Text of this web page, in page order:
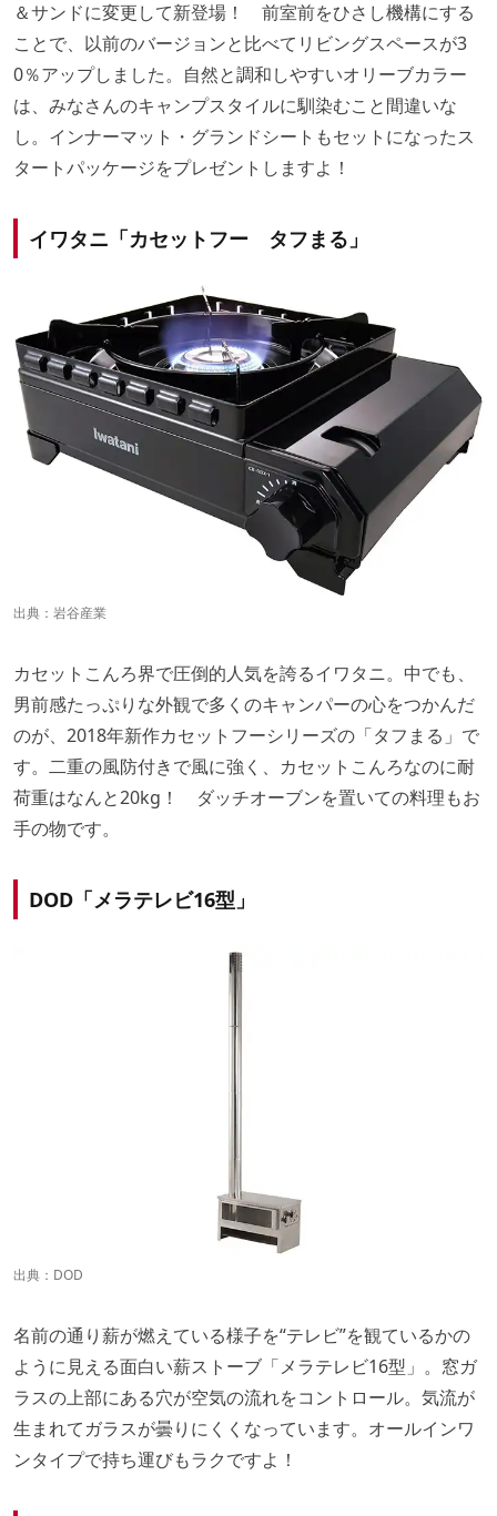
＆サンドに変更して新登場！ 前室前をひさし機構にする
ことで、以前のバージョンと比べてリビングスペースが3
0％アップしました。自然と調和しやすいオリーブカラー
は、みなさんのキャンプスタイルに馴染むこと間違いな
し。インナーマット・グランドシートもセットになったス
タートパッケージをプレゼントしますよ！
イワタニ「カセットフー タフまる」
出典： 岩谷産業
カセットこんろ界で圧倒的人気を誇るイワタニ。中でも、
男前感たっぷりな外観で多くのキャンパーの心をつかんだ
のが、2018年新作カセットフーシリーズの「タフまる」で
す。二重の風防付きで風に強く、カセットこんろなのに耐
荷重はなんと20kg！ ダッチオーブンを置いての料理もお
手の物です。
DOD「メラテレビ16型」
出典： DOD
名前の通り薪が燃えている様子を“テレビ”を観ているかの
ように見える面白い薪ストーブ「メラテレビ16型」。窓ガ
ラスの上部にある穴が空気の流れをコントロール。気流が
生まれてガラスが曇りにくくなっています。オールインワ
ンタイプで持ち運びもラクですよ！